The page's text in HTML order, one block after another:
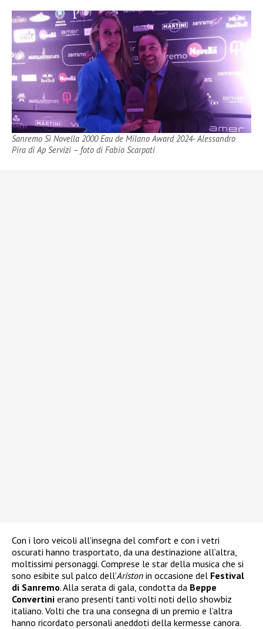
Sanremo Sì Novella 2000 Eau de Milano Award 2024- Alessandro
Pira di Ap Servizi – foto di Fabio Scarpati
Con i loro veicoli all’insegna del comfort e con i vetri
oscurati hanno trasportato, da una destinazione all’altra,
moltissimi personaggi. Comprese le star della musica che si
sono esibite sul palco dell’Ariston in occasione del Festival
di Sanremo. Alla serata di gala, condotta da Beppe
Convertini erano presenti tanti volti noti dello showbiz
italiano. Volti che tra una consegna di un premio e l’altra
hanno ricordato personali aneddoti della kermesse canora.